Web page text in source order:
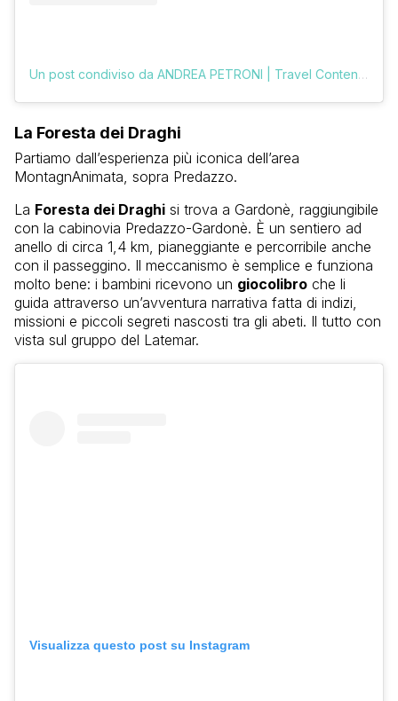
Un post condiviso da ANDREA PETRONI | Travel Content Creator (@vologratis)
La Foresta dei Draghi
Partiamo dall’esperienza più iconica dell’area
MontagnAnimata, sopra Predazzo.
La Foresta dei Draghi si trova a Gardonè, raggiungibile
con la cabinovia Predazzo-Gardonè. È un sentiero ad
anello di circa 1,4 km, pianeggiante e percorribile anche
con il passeggino. Il meccanismo è semplice e funziona
molto bene: i bambini ricevono un giocolibro che li
guida attraverso un’avventura narrativa fatta di indizi,
missioni e piccoli segreti nascosti tra gli abeti. Il tutto con
vista sul gruppo del Latemar.
Visualizza questo post su Instagram